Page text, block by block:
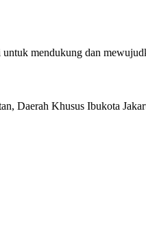
mendukung dan
Daerah Khusus Ibukota